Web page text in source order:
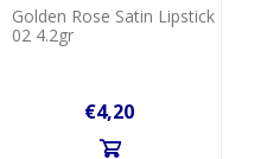
Golden Rose Satin Lipstick
02 4.2gr
€4,20